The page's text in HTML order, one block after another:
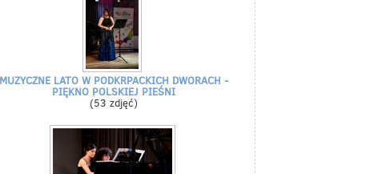
MUZYCZNE LATO W PODKRPACKICH DWORACH -
PIĘKNO POLSKIEJ PIEŚNI
(53 zdjęć)